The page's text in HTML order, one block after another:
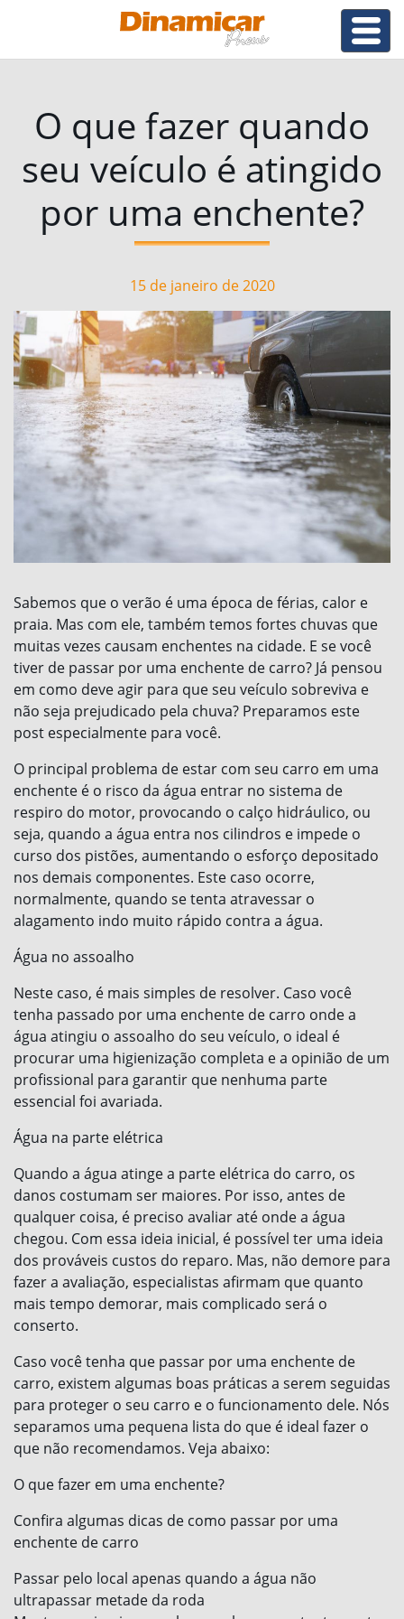
O que fazer quando
seu veículo é atingido
por uma enchente?
15 de janeiro de 2020
Sabemos que o verão é uma época de férias, calor e
praia. Mas com ele, também temos fortes chuvas que
muitas vezes causam enchentes na cidade. E se você
tiver de passar por uma enchente de carro? Já pensou
em como deve agir para que seu veículo sobreviva e
não seja prejudicado pela chuva? Preparamos este
post especialmente para você.
O principal problema de estar com seu carro em uma
enchente é o risco da água entrar no sistema de
respiro do motor, provocando o calço hidráulico, ou
seja, quando a água entra nos cilindros e impede o
curso dos pistões, aumentando o esforço depositado
nos demais componentes. Este caso ocorre,
normalmente, quando se tenta atravessar o
alagamento indo muito rápido contra a água.
Água no assoalho
Neste caso, é mais simples de resolver. Caso você
tenha passado por uma enchente de carro onde a
água atingiu o assoalho do seu veículo, o ideal é
procurar uma higienização completa e a opinião de um
profissional para garantir que nenhuma parte
essencial foi avariada.
Água na parte elétrica
Quando a água atinge a parte elétrica do carro, os
danos costumam ser maiores. Por isso, antes de
qualquer coisa, é preciso avaliar até onde a água
chegou. Com essa ideia inicial, é possível ter uma ideia
dos prováveis custos do reparo. Mas, não demore para
fazer a avaliação, especialistas afirmam que quanto
mais tempo demorar, mais complicado será o
conserto.
Caso você tenha que passar por uma enchente de
carro, existem algumas boas práticas a serem seguidas
para proteger o seu carro e o funcionamento dele. Nós
separamos uma pequena lista do que é ideal fazer o
que não recomendamos. Veja abaixo:
O que fazer em uma enchente?
Confira algumas dicas de como passar por uma
enchente de carro
Passar pelo local apenas quando a água não
ultrapassar metade da roda